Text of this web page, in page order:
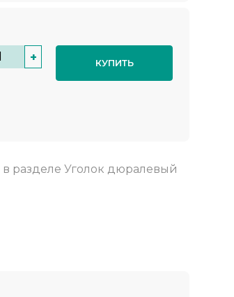
+ КУПИТЬ
в разделе Уголок дюралевый